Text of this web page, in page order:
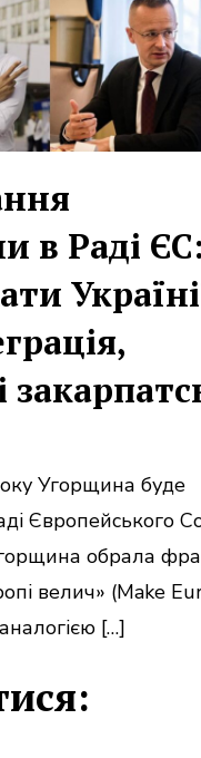
в Раді ЄС:
Угорщина буде
Європейського
обрала
велич» (Make
[…]